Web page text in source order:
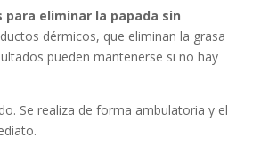
eliminar la papada sin
dérmicos, que eliminan la grasa
pueden mantenerse si no hay
Se realiza de forma ambulatoria y el